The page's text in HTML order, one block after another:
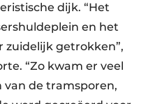
dijk. “Het
en het
zuidelijk getrokken”,
“Zo kwam er veel
de tramsporen,